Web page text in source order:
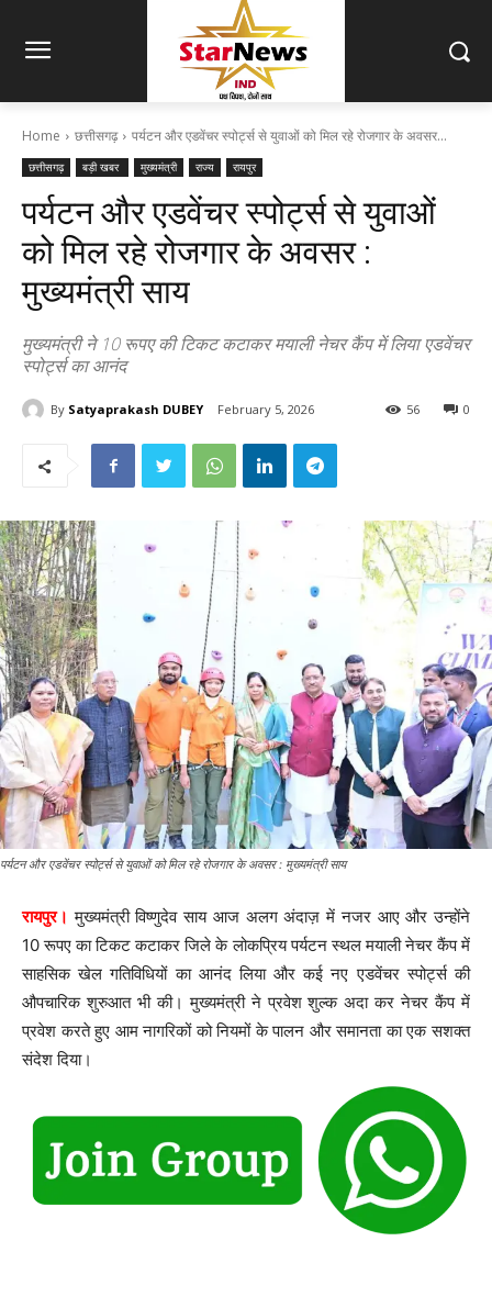
Home छत्तीसगढ़ पर्यटन और एडवेंचर स्पोर्ट्स से युवाओं को मिल रहे रोजगार के अवसर...
छत्तीसगढ़ बड़ी खबर मुख्यमंत्री राज्य रायपुर
पर्यटन और एडवेंचर स्पोर्ट्स से युवाओं
को मिल रहे रोजगार के अवसर :
मुख्यमंत्री साय
मुख्यमंत्री ने 10 रूपए की टिकट कटाकर मयाली नेचर कैंप में लिया एडवेंचर
स्पोर्ट्स का आनंद
By Satyaprakash DUBEY February 5, 2026 0
56
पर्यटन और एडवेंचर स्पोर्ट्स से युवाओं को मिल रहे रोजगार के अवसर : मुख्यमंत्री साय
रायपुर। मुख्यमंत्री विष्णुदेव साय आज अलग अंदाज़ में नजर आए और उन्होंने
10 रूपए का टिकट कटाकर जिले के लोकप्रिय पर्यटन स्थल मयाली नेचर कैंप में
साहसिक खेल गतिविधियों का आनंद लिया और कई नए एडवेंचर स्पोर्ट्स की
औपचारिक शुरुआत भी की। मुख्यमंत्री ने प्रवेश शुल्क अदा कर नेचर कैंप में
प्रवेश करते हुए आम नागरिकों को नियमों के पालन और समानता का एक सशक्त
संदेश दिया।